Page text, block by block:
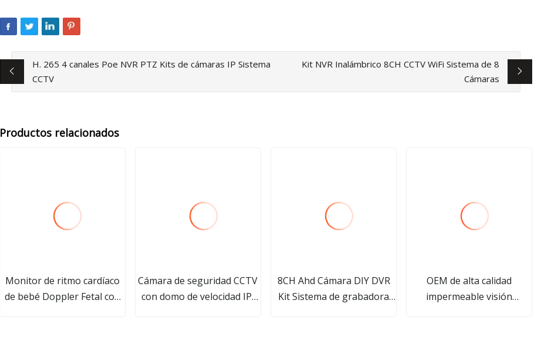
H. 265 4 canales Poe NVR PTZ Kits de cámaras IP Sistema
CCTV
Kit NVR Inalámbrico 8CH CCTV WiFi Sistema de 8
Cámaras
Productos relacionados
Monitor de ritmo cardíaco
de bebé Doppler Fetal con
Cámara de seguridad CCTV
con domo de velocidad IP,
8CH Ahd Cámara DIY DVR
Kit Sistema de grabadora
OEM de alta calidad
impermeable visión